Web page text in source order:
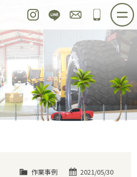
Instagram
LINE お問い合わせ
048-
ご購入プラン
買取＆オーダー
会社概要
公式ブログ
2021/05/30
作業事例